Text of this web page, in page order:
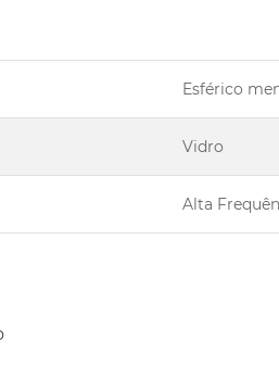
Esférico
Vidro
Alta